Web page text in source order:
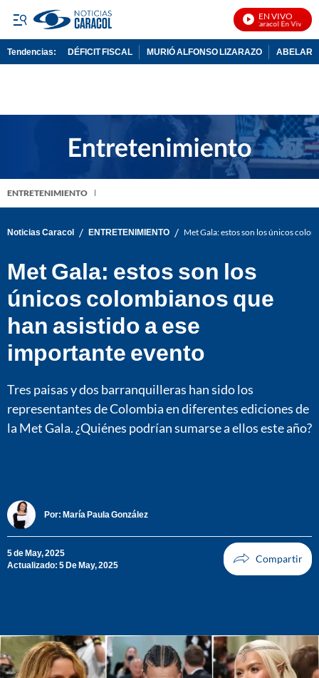
EN VIVO
Noticias Caracol En Vivo
Tendencias: DÉFICIT FISCAL MURIÓ ALFONSO LIZARAZO
ENTRETENIMIENTO
Noticias Caracol / ENTRETENIMIENTO / Met Gala: estos son los únicos
Met Gala: estos son los
únicos colombianos que
han asistido a ese
importante evento
Tres paisas y dos barranquilleras han sido los
representantes de Colombia en diferentes ediciones de
la Met Gala. ¿Quiénes podrían sumarse a ellos este año?
Por: María Paula González
5 de May, 2025
Actualizado: 5 De May, 2025